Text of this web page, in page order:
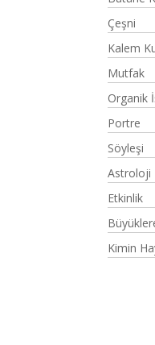
Çeşni
Kalem
Mutfak
Organik
Portre
Söyleşi
Astroloji
Etkinlik
Kimin